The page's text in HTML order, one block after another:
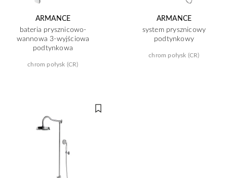
ARMANCE
bateria prysznicowo-
wannowa 3-wyjściowa
podtynkowa
chrom połysk (CR)
ARMANCE
system prysznicowy
podtynkowy
chrom połysk (CR)